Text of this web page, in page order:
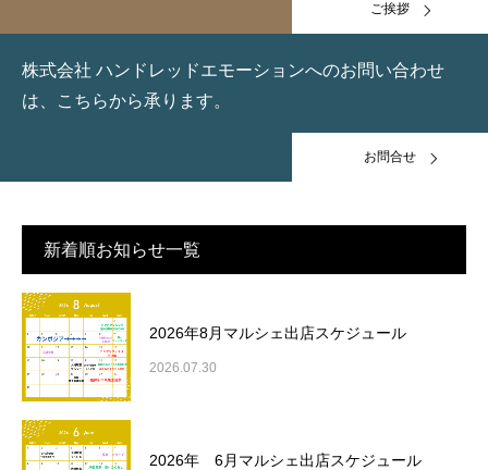
ご挨拶
株式会社 ハンドレッドエモーションへのお問い合わせ
は、こちらから承ります。
お問合せ
新着順お知らせ一覧
2026年8月マルシェ出店スケジュール
2026.07.30
2026年 6月マルシェ出店スケジュール